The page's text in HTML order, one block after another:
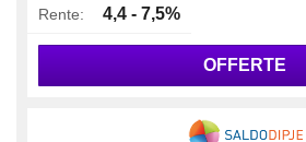
Rente: 4,4 - 7,5%
OFFERTE